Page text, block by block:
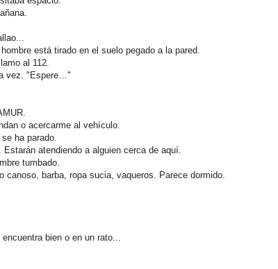
está tirado en el suelo pegado a la pared.
al 112.
vez. "Espere…"
o acercarme al vehículo.
ha parado.
atendiendo a alguien cerca de aquí.
tumbado.
canoso, barba, ropa sucia, vaqueros. Parece dormido.
bien o en un rato...